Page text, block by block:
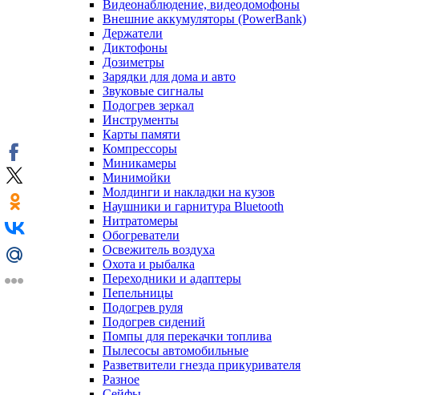
Видеонаблюдение, видеодомофоны
Внешние аккумуляторы (PowerBank)
Держатели
Диктофоны
Дозиметры
Зарядки для дома и авто
Звуковые сигналы
Подогрев зеркал
Инструменты
Карты памяти
Компрессоры
Миникамеры
Минимойки
Молдинги и накладки на кузов
Наушники и гарнитура Bluetooth
Нитратомеры
Обогреватели
Освежитель воздуха
Охота и рыбалка
Переходники и адаптеры
Пепельницы
Подогрев руля
Подогрев сидений
Помпы для перекачки топлива
Пылесосы автомобильные
Разветвители гнезда прикуривателя
Разное